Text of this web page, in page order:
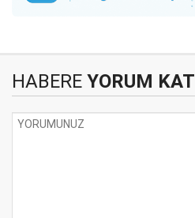
HABERE YORUM KAT